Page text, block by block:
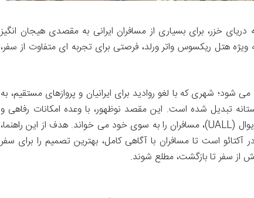
دریای خزر، برای بسیاری از مسافران ایرانی به مقصدی هیجان انگیز
هتل ریکسوس واتر ورلد، فرصتی برای تجربه ای متفاوت از سفر،
شهری که با لغو روادید برای ایرانیان و پروازهای مستقیم، به
تبدیل شده است. این مقصد نوظهور، با وعده امکانات رفاهی و
تفریحی فراوان، به خصوص در هتل های مدرن و خدمات یوال (UALL)، مسافران را به سوی خود می خواند. هدف از این راهنما،
است تا مسافران با آگاهی کامل، بهترین تصمیم را برای سفر
از سفر تا بازگشت، مطلع شوند.